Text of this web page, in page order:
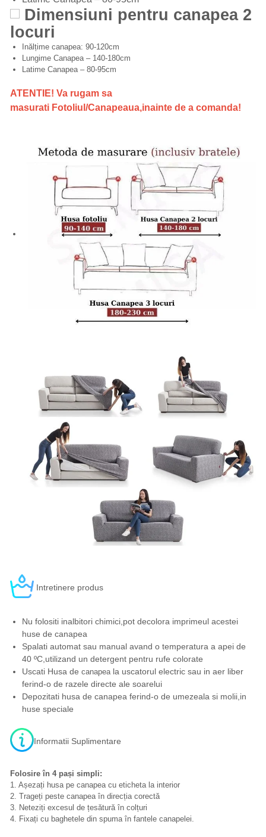
Dimensiuni pentru canapea 2
locuri
Inălțime canapea: 90-120cm
Lungime Canapea – 140-180cm
Latime Canapea – 80-95cm
ATENTIE! Va rugam sa
masurati Fotoliul/Canapeaua,inainte de a comanda!
Intretinere produs
Nu folositi inalbitori chimici,pot decolora imprimeul acestei
huse de canapea
Spalati automat sau manual avand o temperatura a apei de
40 ºC,utilizand un detergent pentru rufe colorate
Uscati Husa decanapea la uscatorul electric sau in aer liber
ferind-o de razele directe ale soarelui
Depozitati husa de canapea ferind-o de umezeala si molii,in
huse speciale
Informatii Suplimentare
Folosire în 4 pași simpli:
1. Așezați husa pe canapea cu eticheta la interior
2. Trageți peste canapea în direcția corectă
3. Neteziți excesul de țesătură în colțuri
4. Fixați cu baghetele din spuma în fantele canapelei.